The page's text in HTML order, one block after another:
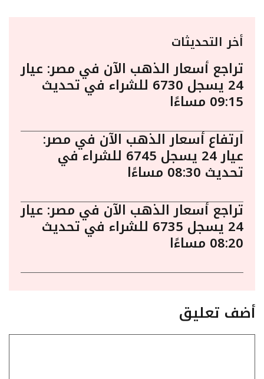
أخر التحديثات
تراجع أسعار الذهب الآن في مصر: عيار
24 يسجل 6730 للشراء في تحديث
09:15 مساءًا
ارتفاع أسعار الذهب الآن في مصر:
عيار 24 يسجل 6745 للشراء في
تحديث 08:30 مساءًا
تراجع أسعار الذهب الآن في مصر: عيار
24 يسجل 6735 للشراء في تحديث
08:20 مساءًا
أضف تعليق